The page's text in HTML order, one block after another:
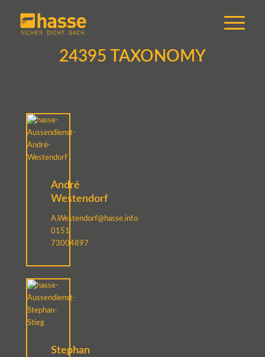
24395 TAXONOMY
André
Westendorf
A.Westendorf@hasse.info
0151
73004897
Stephan